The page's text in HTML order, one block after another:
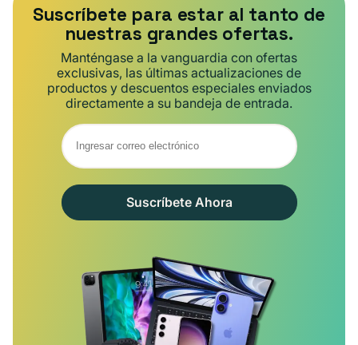
Suscríbete para estar al tanto de
nuestras grandes ofertas.
Manténgase a la vanguardia con ofertas
exclusivas, las últimas actualizaciones de
productos y descuentos especiales enviados
directamente a su bandeja de entrada.
Suscríbete Ahora